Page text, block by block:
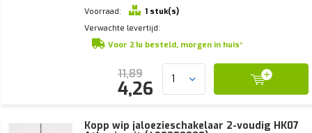
Voorraad:
1 stuk(s)
Verwachte levertijd:
Voor 21u besteld, morgen in huis*
11,89
4,26
Kopp wip jaloezieschakelaar 2-voudig HK07